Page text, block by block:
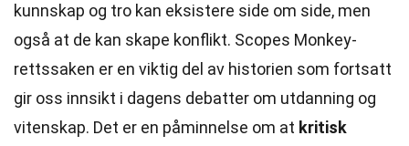
kunnskap og tro kan eksistere side om side, men
også at de kan skape konflikt. Scopes Monkey-
rettssaken er en viktig del av historien som fortsatt
gir oss innsikt i dagens debatter om utdanning og
vitenskap. Det er en påminnelse om at kritisk